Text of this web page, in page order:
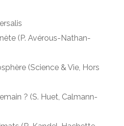
(P. Avérous-Nathan-
(Science & Vie, Hors
? (S. Huet, Calmann-